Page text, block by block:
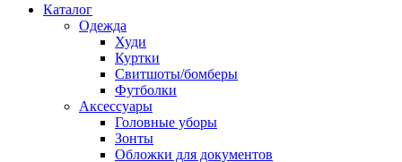
Каталог
Одежда
Худи
Куртки
Свитшоты/бомберы
Футболки
Аксессуары
Головные уборы
Зонты
Обложки для документов